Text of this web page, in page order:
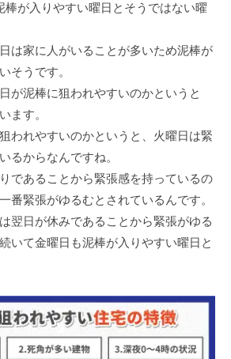
棒が入りやすい曜日とそうではない曜
は家に人がいることが多いため泥棒が
そうです。
が泥棒に狙われやすいのかというと
ます。
われやすいのかというと、火曜日は緊
るからなんですね。
であることから緊張感を持っているの
番緊張がゆるむとされているんです。
翌日が休みであることから緊張がゆる
いて金曜日も泥棒が入りやすい曜日と